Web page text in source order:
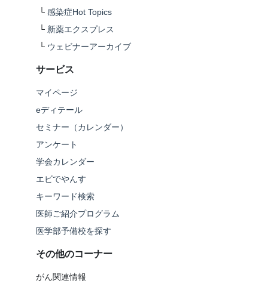
└ 感染症Hot Topics
└ 新薬エクスプレス
└ ウェビナーアーカイブ
サービス
マイページ
eディテール
セミナー（カレンダー）
アンケート
学会カレンダー
エビでやんす
キーワード検索
医師ご紹介プログラム
医学部予備校を探す
その他のコーナー
がん関連情報